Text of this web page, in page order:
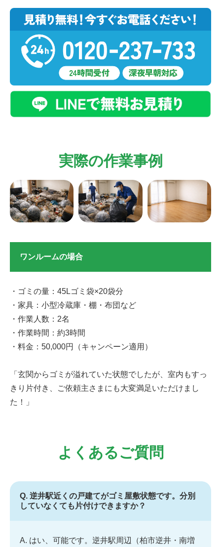
実際の作業事例
ワンルームの場合
・ゴミの量：45Lゴミ袋×20袋分
・家具：小型冷蔵庫・棚・布団など
・作業人数：2名
・作業時間：約3時間
・料金：50,000円（キャンペーン適用）
「玄関からゴミが溢れていた状態でしたが、室内もすっ
きり片付き、ご依頼主さまにも大変満足いただけまし
た！」
よくあるご質問
Q. 逆井駅近くの戸建てがゴミ屋敷状態です。分別
していなくても片付けできますか？
A. はい、可能です。逆井駅周辺（柏市逆井・南増